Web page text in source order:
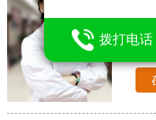
工作
邀参
拨打电话